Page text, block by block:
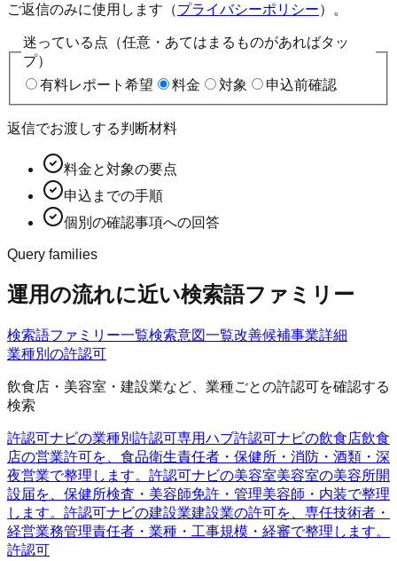
ご返信のみに使用します（プライバシーポリシー）。
迷っている点（任意・あてはまるものがあればタッ
プ）
有料レポート希望
料金 対象 申込前確認
返信でお渡しする判断材料
料金と対象の要点
申込までの手順
個別の確認事項への回答
Query families
運用の流れに近い検索語ファミリー
検索語ファミリー一覧検索意図一覧改善候補事業詳細
業種別の許認可
飲食店・美容室・建設業など、業種ごとの許認可を確認する
検索
許認可ナビの業種別許認可専用ハブ許認可ナビの飲食店飲食
店の営業許可を、食品衛生責任者・保健所・消防・酒類・深
夜営業で整理します。 許認可ナビの美容室美容室の美容所開
設届を、保健所検査・美容師免許・管理美容師・内装で整理
します。 許認可ナビの建設業建設業の許可を、専任技術者・
経営業務管理責任者・業種・工事規模・経審で整理します。
許認可